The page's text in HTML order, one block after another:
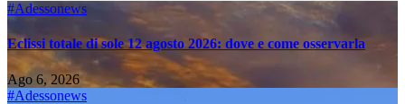
#Adessonews
Eclissi totale di sole 12 agosto 2026: dove e come osservarla
Ago 6, 2026
#Adessonews